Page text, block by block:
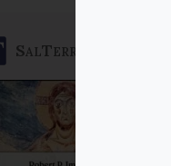
SalTerrae